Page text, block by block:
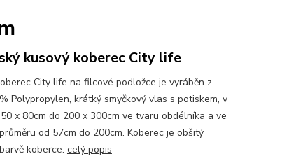
kusový koberec City life
City life na filcové podložce je vyráběn z
Polypropylen, krátký smyčkový vlas s potiskem, v
x 80cm do 200 x 300cm ve tvaru obdélníka a ve
od 57cm do 200cm. Koberec je obšitý
koberce. celý popis